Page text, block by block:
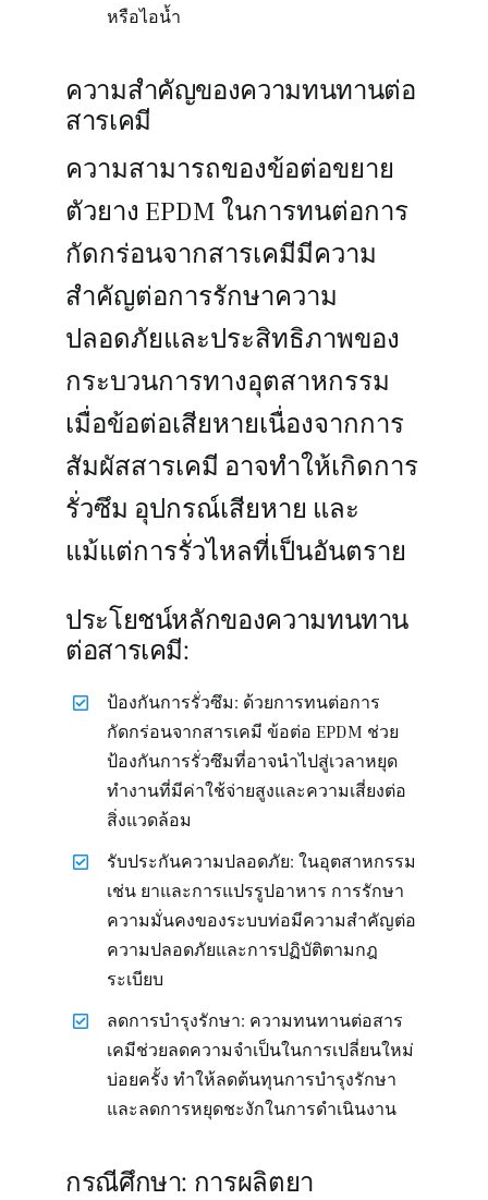
หรือไอน้ำ
ความสำคัญของความทนทานต่อ
สารเคมี
ความสามารถของข้อต่อขยาย
ตัวยาง EPDM ในการทนต่อการ
กัดกร่อนจากสารเคมีมีความ
สำคัญต่อการรักษาความ
ปลอดภัยและประสิทธิภาพของ
กระบวนการทางอุตสาหกรรม
เมื่อข้อต่อเสียหายเนื่องจากการ
สัมผัสสารเคมี อาจทำให้เกิดการ
รั่วซึม อุปกรณ์เสียหาย และ
แม้แต่การรั่วไหลที่เป็นอันตราย
ประโยชน์หลักของความทนทาน
ต่อสารเคมี:
ป้องกันการรั่วซึม: ด้วยการทนต่อการ
กัดกร่อนจากสารเคมี ข้อต่อ EPDM ช่วย
ป้องกันการรั่วซึมที่อาจนำไปสู่เวลาหยุด
ทำงานที่มีค่าใช้จ่ายสูงและความเสี่ยงต่อ
สิ่งแวดล้อม
รับประกันความปลอดภัย: ในอุตสาหกรรม
เช่น ยาและการแปรรูปอาหาร การรักษา
ความมั่นคงของระบบท่อมีความสำคัญต่อ
ความปลอดภัยและการปฏิบัติตามกฎ
ระเบียบ
ลดการบำรุงรักษา: ความทนทานต่อสาร
เคมีช่วยลดความจำเป็นในการเปลี่ยนใหม่
บ่อยครั้ง ทำให้ลดต้นทุนการบำรุงรักษา
และลดการหยุดชะงักในการดำเนินงาน
กรณีศึกษา: การผลิตยา